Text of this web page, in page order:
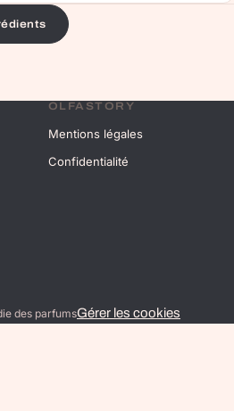
OLFASTORY
Mentions légales
Confidentialité
des parfumsGérer les cookies